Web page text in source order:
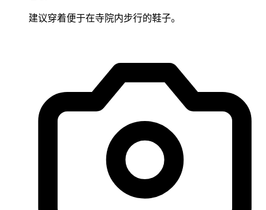
建议穿着便于在寺院内步行的鞋子。